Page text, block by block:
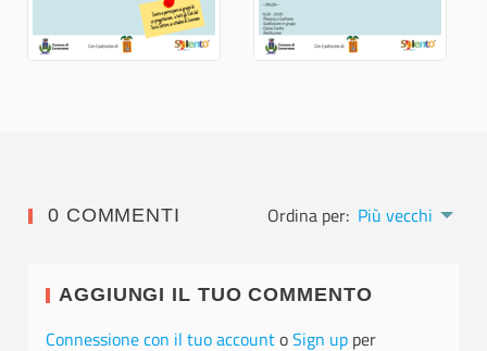
0 COMMENTI Ordina per: Più vecchi
AGGIUNGI IL TUO COMMENTO
Connessione con il tuo accountoSign up per